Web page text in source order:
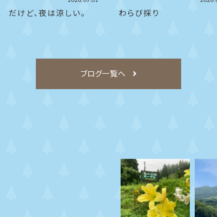
だけど、夜は涼しい。 わらび採り
ブログ一覧へ